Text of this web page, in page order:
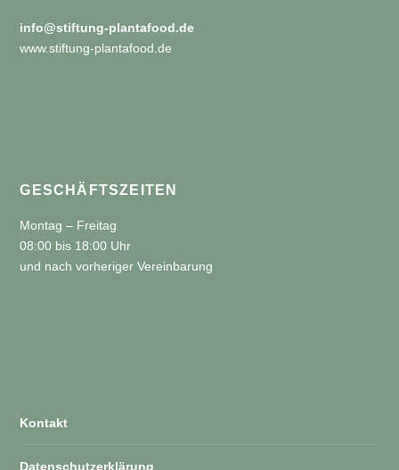
info@stiftung-plantafood.de
www.stiftung-plantafood.de
GESCHÄFTSZEITEN
Montag – Freitag
08:00 bis 18:00 Uhr
und nach vorheriger Vereinbarung
Kontakt
Datenschutzerklärung